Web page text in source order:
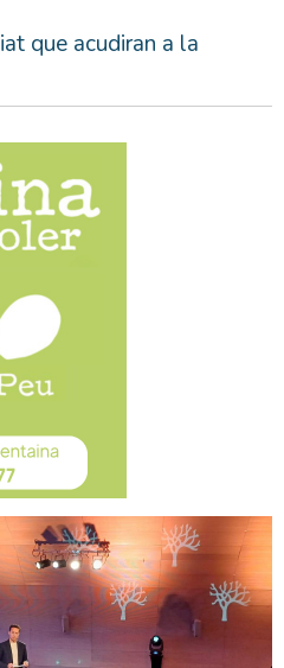
que acudiran a la